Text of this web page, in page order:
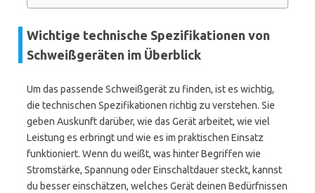
Wichtige technische Spezifikationen von
Schweißgeräten im Überblick
Um das passende Schweißgerät zu finden, ist es wichtig,
die technischen Spezifikationen richtig zu verstehen. Sie
geben Auskunft darüber, wie das Gerät arbeitet, wie viel
Leistung es erbringt und wie es im praktischen Einsatz
funktioniert. Wenn du weißt, was hinter Begriffen wie
Stromstärke, Spannung oder Einschaltdauer steckt, kannst
du besser einschätzen, welches Gerät deinen Bedürfnissen